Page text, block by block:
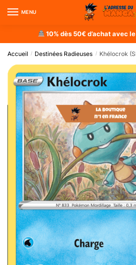
MENU
10% dès 50€ d’achat avec
Accueil / Destinées Radieuses / Khélocrok